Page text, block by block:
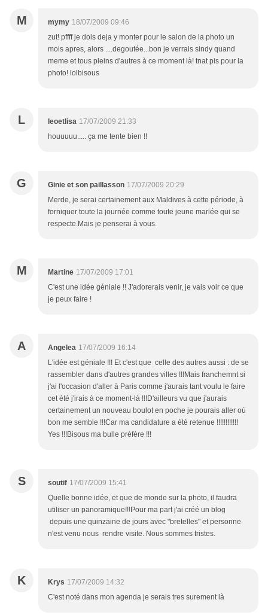
M mymy 18/07/2009 09:46
zut! pffff je dois deja y monter pour le salon de la photo un
mois apres, alors ....degoutée...bon je verrais sindy quand
meme et tous pleins d'autres à ce moment là! tnat pis pour la
photo! lolbisous
L leoetlisa 17/07/2009 21:33
houuuuu..... ça me tente bien !!
G Ginie et son paillasson 17/07/2009 20:29
Merde, je serai certainement aux Maldives à cette période, à
forniquer toute la journée comme toute jeune mariée qui se
respecte.Mais je penserai à vous.
M Martine 17/07/2009 17:01
C'est une idée géniale !! J'adorerais venir, je vais voir ce que
je peux faire !
A Angelea 17/07/2009 16:14
L'idée est géniale !!! Et c'est que celle des autres aussi : de se
rassembler dans d'autres grandes villes !!!Mais franchemnt si
j'ai l'occasion d'aller à Paris comme j'aurais tant voulu le faire
cet été j'irais à ce moment-là !!!D'ailleurs vu que j'aurais
certainement un nouveau boulot en poche je pourais aller où
bon me semble !!!Car ma candidature a été retenue !!!!!!!!!!!!
Yes !!!Bisous ma bulle préfére !!!
S soutif 17/07/2009 15:41
Quelle bonne idée, et que de monde sur la photo, il faudra
utiliser un panoramique!!!Pour ma part j'ai créé un blog
depuis une quinzaine de jours avec "bretelles" et personne
n'est venu nous rendre visite. Nous sommes tristes.
K Krys 17/07/2009 14:32
C'est noté dans mon agenda je serais tres surement là